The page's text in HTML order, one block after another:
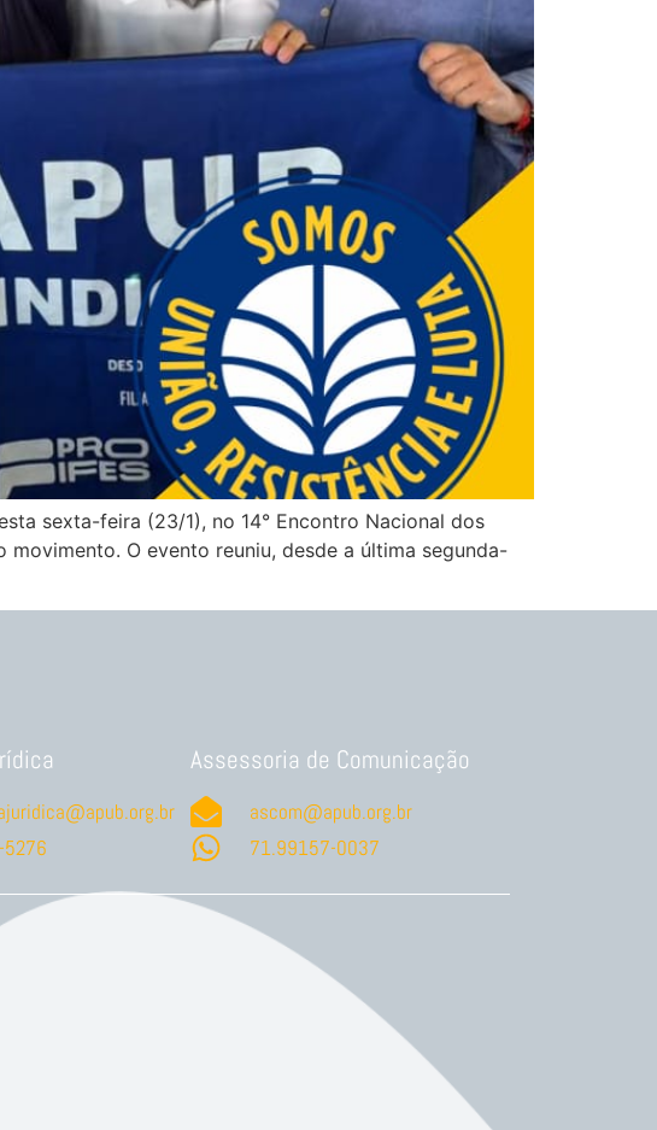
sexta-feira (23/1), no 14° Encontro Nacional dos
movimento. O evento reuniu, desde a última segunda-
Assessoria de Comunicação
ascom@apub.org.br
71.99157-0037